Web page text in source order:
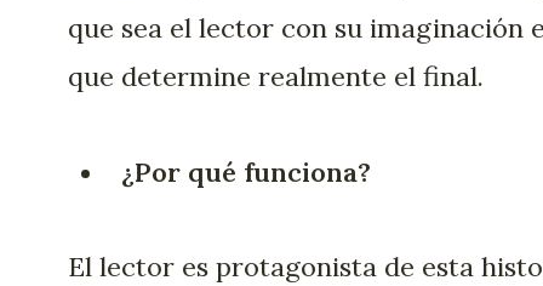
que sea el lector con su imaginación
que determine realmente el final.
¿Por qué funciona?
El lector es protagonista de esta